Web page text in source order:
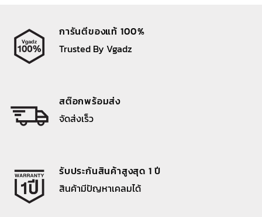
การันตีของแท้ 100%
Trusted By Vgadz
สต๊อกพร้อมส่ง
จัดส่งเร็ว
รับประกันสินค้าสูงสุด 1 ปี
สินค้ามีปัญหาเคลมได้